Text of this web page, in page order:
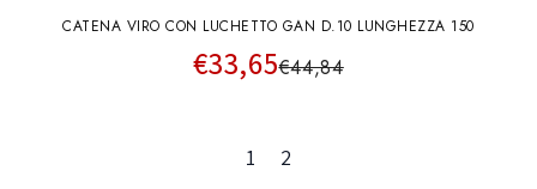
CATENA VIRO CON LUCHETTO GAN D.10 LUNGHEZZA 150
€33,65€44,84
1 2